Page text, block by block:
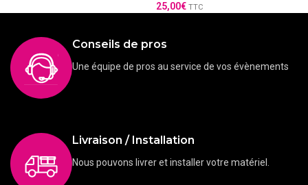
25,00€ TTC
Conseils de pros
Une équipe de pros au service de vos évènements
Livraison / Installation
Nous pouvons livrer et installer votre matériel.